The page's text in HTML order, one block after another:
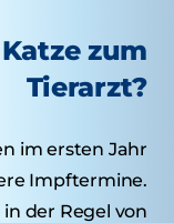
zum
Tierarzt?
im ersten Jahr
Impftermine.
der Regel von